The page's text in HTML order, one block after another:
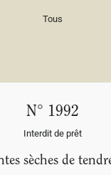
Tous
N° 1992
Interdit de prêt
sèches de